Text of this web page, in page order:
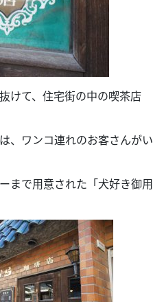
けて、住宅街の中の喫茶店
、ワンコ連れのお客さんがい
まで用意された「犬好き御用